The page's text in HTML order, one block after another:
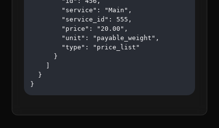
        "service": "Main",
        "service_id": 555,
        "price": "20.00",
        "unit": "payable_weight",
        "type": "price_list"
      }
  }
}